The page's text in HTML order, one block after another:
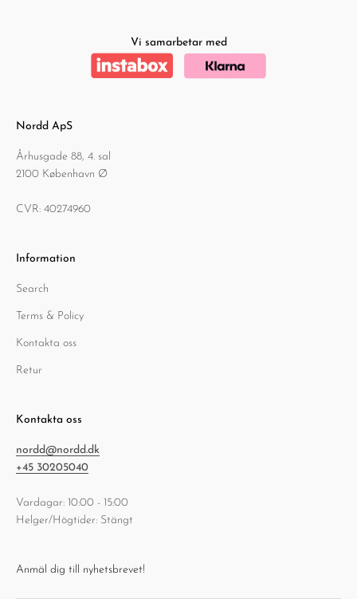
Vi samarbetar med
Nordd ApS
Århusgade 88, 4. sal
2100 København Ø
CVR: 40274960
Information
Search
Terms & Policy
Kontakta oss
Retur
Kontakta oss
nordd@nordd.dk
+45 30205040
Vardagar: 10:00 - 15:00
Helger/Högtider: Stängt
Anmäl dig till nyhetsbrevet!